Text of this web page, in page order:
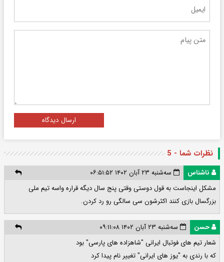
ارسال دیدگاه
نظرات شما - 5
ناشناس
سه‌شنبه ۲۳ آبان ۱۴۰۲ ۰۶:۵۱:۵۲
مشکل اینجاست به قول دوستی وقتی پنج سال دیگه قراره واسه تیم ملی
بزرگسال بازی کنند اکثرشون سی سالگی رو رد کردن.
حسن
سه‌شنبه ۲۳ آبان ۱۴۰۲ ۰۹:۱۱:۰۸
شعار تیم های فوتبال ایرانی "شاهزاده های پارسی" بود
که با رندی به "یوز های ایرانی" تغییر نام پیدا کرد